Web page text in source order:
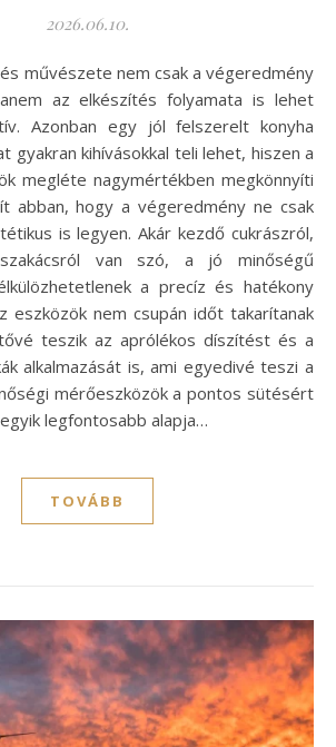
2026.06.10.
az elkészítés folyamata is lehet
Azonban egy jól felszerelt konyha
gyakran kihívásokkal teli lehet, hiszen a
megléte nagymértékben megkönnyíti
abban, hogy a végeredmény ne csak
is legyen. Akár kezdő cukrászról,
van szó, a jó minőségű
a precíz és hatékony
eszközök nem csupán időt takarítanak
teszik az aprólékos díszítést és a
alkalmazását is, ami egyedivé teszi a
mérőeszközök a pontos sütésért
legfontosabb alapja…
TOVÁBB